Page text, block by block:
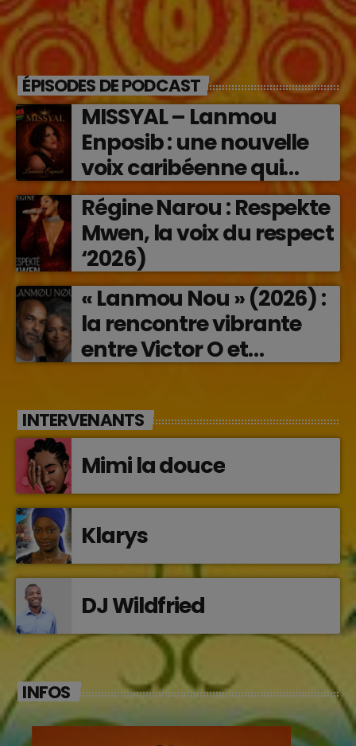
ÉPISODES DE PODCAST
MISSYAL – Lanmou
Enposib : une nouvelle
voix caribéenne qui
transforme les émotions
en musique (2026)
Régine Narou : Respekte
Mwen, la voix du respect
‘2026)
« Lanmou Nou » (2026) :
la rencontre vibrante
entre Victor O et
INTERVENANTS
Mimi la douce
Klarys
DJ Wildfried
INFOS